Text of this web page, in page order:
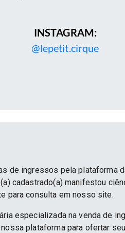
INSTAGRAM:
@lepetit.cirque
de ingressos pela plataforma
cadastrado(a) manifestou
para consulta em nosso site.
especializada na venda de
plataforma para ofertar